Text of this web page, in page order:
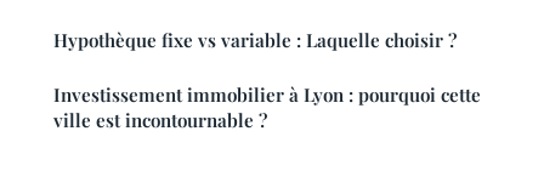
Hypothèque fixe vs variable : Laquelle choisir ?
Investissement immobilier à Lyon : pourquoi cette
ville est incontournable ?